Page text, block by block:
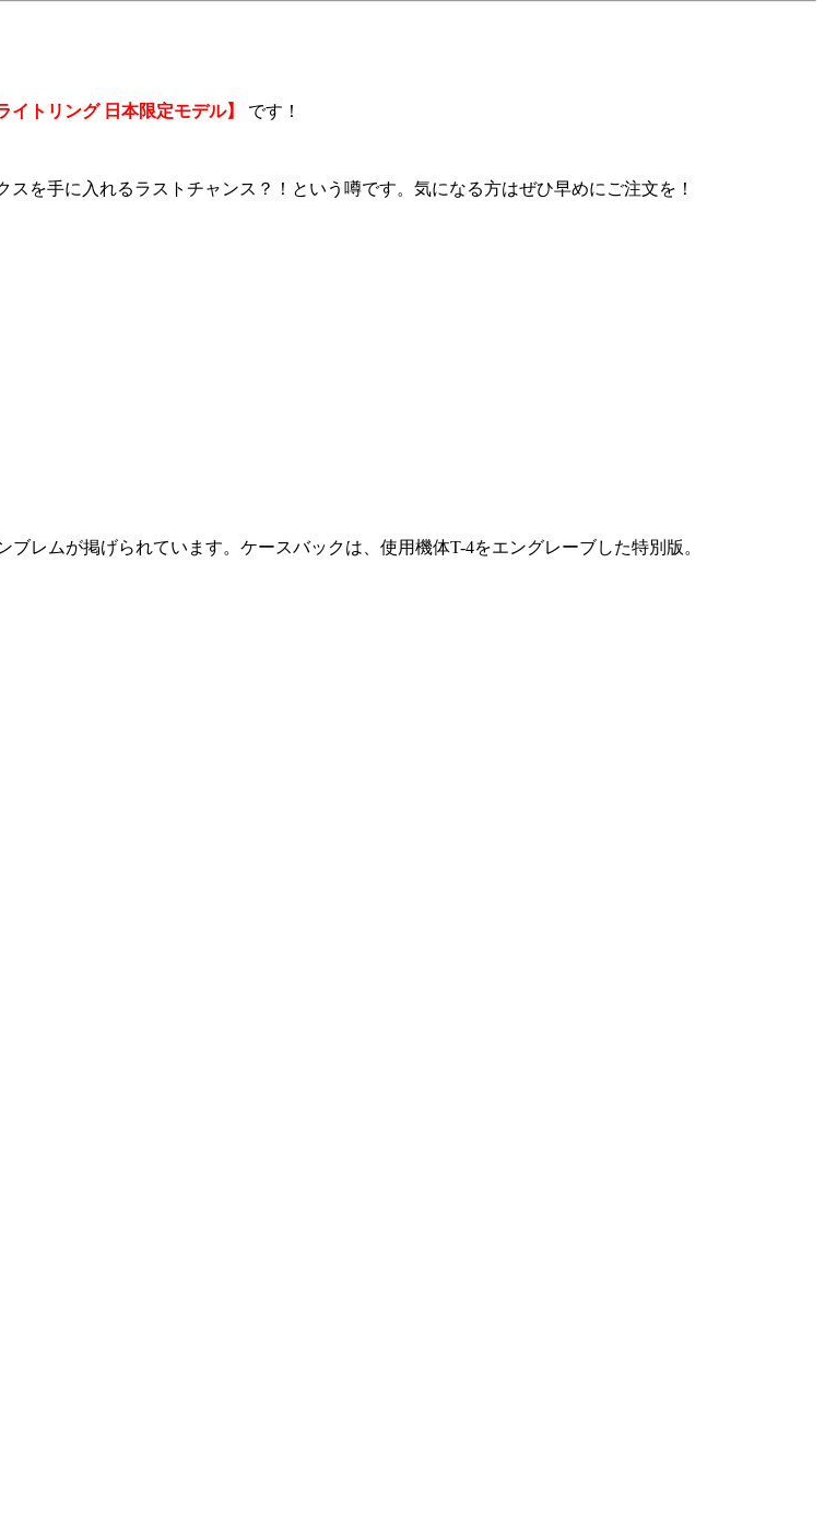
イトリング 日本限定モデル】 です！
を手に入れるラストチャンス？！という噂です。気になる方はぜひ早めにご注文を！
レムが掲げられています。ケースバックは、使用機体T-4をエングレーブした特別版。